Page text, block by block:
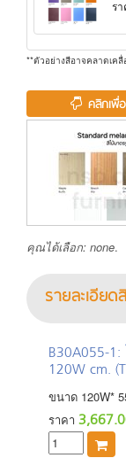
ร
**ตัวอย่างสีอาจคลาดเค
คลิกเพื่
คุณได้เลือก: none.
รายละเอียด
B30A055-1:
120W cm.
ขนาด 120W*
ราคา